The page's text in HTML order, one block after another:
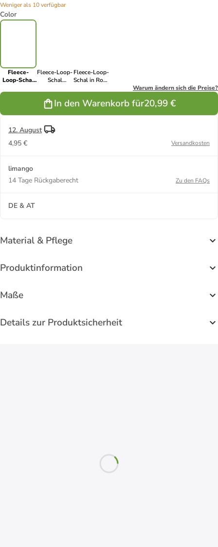
Weniger als 10 verfügbar
Color
Fleece-
Loop-Schal
Fleece-Loop-
Schal
(L)50 x (B)24
cm
Fleece-Loop-
Schal in Rosa
Warum ändern sich die Preise?
In den Warenkorb für20,99 €
12. August
4,95 €
Versandkosten
limango
14 Tage Rückgaberecht
Zu den FAQs
DE & AT
Material & Pflege
Produktinformation
Maße
Details zur Produktsicherheit